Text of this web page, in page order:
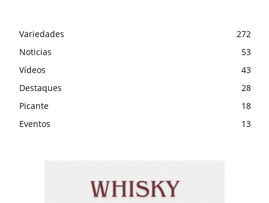
Variedades
272
Noticias
53
Vídeos
43
Destaques
28
Picante
18
Eventos
13